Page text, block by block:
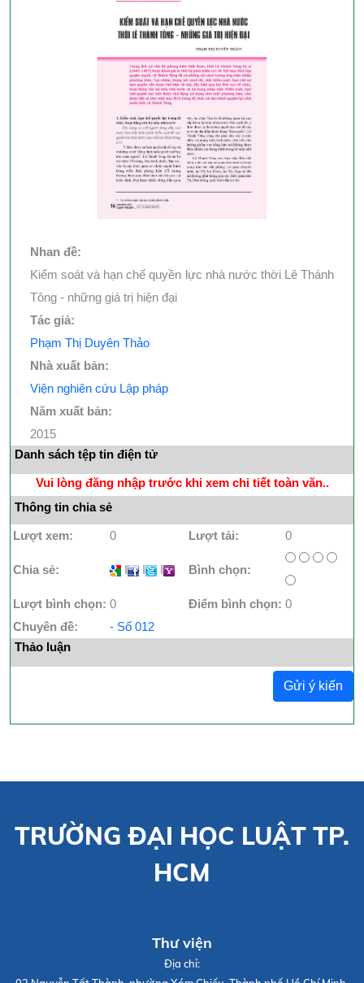
Nhan đề:
Kiểm soát và hạn chế quyền lực nhà nước thời Lê Thánh
Tông - những giá trị hiện đại
Tác giả:
Phạm Thị Duyên Thảo
Nhà xuất bản:
Viện nghiên cứu Lập pháp
Năm xuất bản:
2015
Danh sách tệp tin điện tử
Vui lòng đăng nhập trước khi xem chi tiết toàn văn..
Thông tin chia sẻ
Lượt xem: 0 Lượt tải: 0
Chia sẻ: I I I Bình chọn:
Lượt bình chọn: 0 Điểm bình chọn: 0
Chuyên đề:
- Số 012
Thảo luận
Gửi ý kiến
TRƯỜNG ĐẠI HỌC LUẬT TP.
HCM
Thư viện
Địa chỉ: